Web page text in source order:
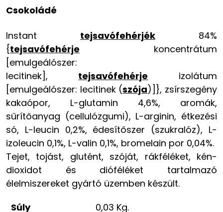
Csokoládé
Instant tejsavófehérjék84%
{tejsavófehérje koncentrátum
[emulgeálószer:
lecitinek], tejsavófehérje izolátum
[emulgeálószer: lecitinek (szója)]}, zsírszegény
kakaópor, L-glutamin 4,6%, aromák,
sűrítőanyag (cellulózgumi), L-arginin, étkezési
só, L-leucin 0,2%, édesítőszer (szukralóz), L-
izoleucin 0,1%, L-valin 0,1%, bromelain por 0,04%.
Tejet, tojást, glutént, szóját, rákféléket, kén-
dioxidot és dióféléket tartalmazó
élelmiszereket gyártó üzemben készült.
Súly
0,03 Kg.